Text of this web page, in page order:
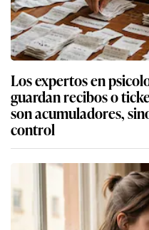
Los expertos en
guardan recibos o
son acumuladores,
control